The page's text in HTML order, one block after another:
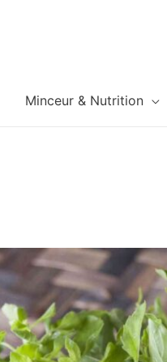
Minceur & Nutrition